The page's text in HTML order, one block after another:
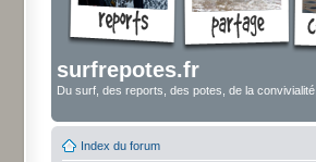
surfrepotes.fr
Du surf, des reports, des potes, de la convivialité
Index du forum